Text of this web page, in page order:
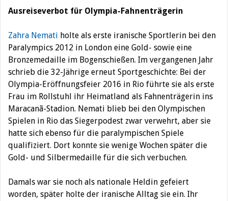
Ausreiseverbot für Olympia-Fahnenträgerin
Zahra Nemati holte als erste iranische Sportlerin bei den
Paralympics 2012 in London eine Gold- sowie eine
Bronzemedaille im Bogenschießen. Im vergangenen Jahr
schrieb die 32-Jährige erneut Sportgeschichte: Bei der
Olympia-Eröffnungsfeier 2016 in Rio führte sie als erste
Frau im Rollstuhl ihr Heimatland als Fahnenträgerin ins
Maracanã-Stadion. Nemati blieb bei den Olympischen
Spielen in Rio das Siegerpodest zwar verwehrt, aber sie
hatte sich ebenso für die paralympischen Spiele
qualifiziert. Dort konnte sie wenige Wochen später die
Gold- und Silbermedaille für die sich verbuchen.
Damals war sie noch als nationale Heldin gefeiert
worden, später holte der iranische Alltag sie ein. Ihr